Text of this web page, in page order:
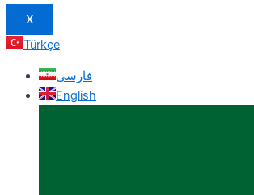
X
Türkçe
فارسی
English